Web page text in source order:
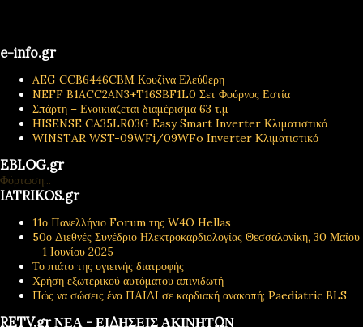
e-info.gr
AEG CCB6446CBM Κουζίνα Ελεύθερη
NEFF B1ACC2AN3+T16SBF1L0 Σετ Φούρνος Εστία
Σπάρτη – Ενοικιάζεται διαμέρισμα 63 τ.μ
HISENSE CA35LR03G Easy Smart Inverter Κλιματιστικό
WINSTAR WST-09WFi/09WFo Inverter Κλιματιστικό
EBLOG.gr
Φόρτωση...
IATRIKOS.gr
11ο Πανελλήνιο Forum της W4O Hellas
50ο Διεθνές Συνέδριο Ηλεκτροκαρδιολογίας Θεσσαλονίκη, 30 Μαΐου
– 1 Ιουνίου 2025
Το πιάτο της υγιεινής διατροφής
Χρήση εξωτερικού αυτόματου απινιδωτή
Πώς να σώσεις ένα ΠΑΙΔΙ σε καρδιακή ανακοπή; Paediatric BLS
RETV.gr ΝΕΑ - ΕΙΔΗΣΕΙΣ ΑΚΙΝΗΤΩΝ